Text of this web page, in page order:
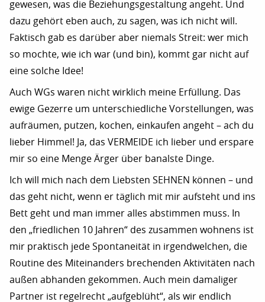
gewesen, was die Beziehungsgestaltung angeht. Und
dazu gehört eben auch, zu sagen, was ich nicht will.
Faktisch gab es darüber aber niemals Streit: wer mich
so mochte, wie ich war (und bin), kommt gar nicht auf
eine solche Idee!
Auch WGs waren nicht wirklich meine Erfüllung. Das
ewige Gezerre um unterschiedliche Vorstellungen, was
aufräumen, putzen, kochen, einkaufen angeht – ach du
lieber Himmel! Ja, das VERMEIDE ich lieber und erspare
mir so eine Menge Ärger über banalste Dinge.
Ich will mich nach dem Liebsten SEHNEN können – und
das geht nicht, wenn er täglich mit mir aufsteht und ins
Bett geht und man immer alles abstimmen muss. In
den „friedlichen 10 Jahren“ des zusammen wohnens ist
mir praktisch jede Spontaneität in irgendwelchen, die
Routine des Miteinanders brechenden Aktivitäten nach
außen abhanden gekommen. Auch mein damaliger
Partner ist regelrecht „aufgeblüht“, als wir endlich